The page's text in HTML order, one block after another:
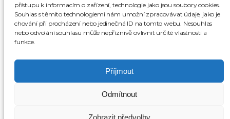
přístupu k informacím o zařízení, technologie jako jsou soubory cookies.
Souhlas s těmito technologiemi nám umožní zpracovávat údaje, jako je
chování při procházení nebo jedinečná ID na tomto webu. Nesouhlas
nebo odvolání souhlasu může nepříznivě ovlivnit určité vlastnosti a
funkce.
Příjmout
Odmítnout
Zobrazit předvolby
ODBĚR NOVINEK
Celkem návštěv:502 224